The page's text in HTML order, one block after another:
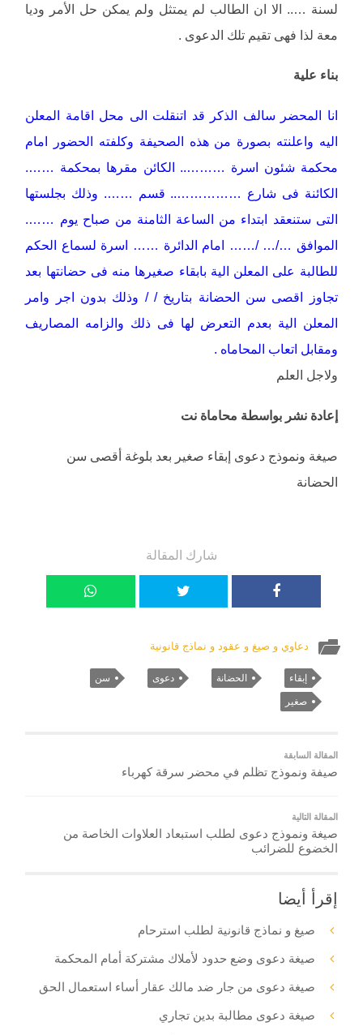
لسنة ….. الا ان الطالب لم يمتثل ولم يمكن حل الأمر وديا
معة لذا فهى تقيم تلك الدعوى .
بناء علية
انا المحضر سالف الذكر قد اتنقلت الى محل اقامة المعلن
اليه واعلنته بصورة من هذه الصحيفة وكلفته الحضور امام
محكمة شئون اسرة ……….. الكائن مقرها بمحكمة …….
الكائنة فى شارع …………….. قسم ……. وذلك بجلستها
التى ستنعقد ابتداء من الساعة الثامنة من صباح يوم …….
الموافق …/… /…… امام الدائرة …… اسرة لسماع الحكم
للطالبة على المعلن الية بابقاء صغيرها منه فى حضانتها بعد
تجاوز اقصى سن الحضانة بتاريخ / / وذلك بدون اجر وامر
المعلن الية بعدم التعرض لها فى ذلك والزامه المصاريف
ومقابل اتعاب المحاماه .
ولاجل العلم
إعادة نشر بواسطة محاماة نت
صيغة ونموذج دعوى إبقاء صغير بعد بلوغة أقصى سن
الحضانة
شارك المقالة
دعاوي و صيغ و عقود و نماذج قانونية
إبقاء الحضانة دعوى سن
صغير
المقالة السابقة
صيفة ونموذج تظلم في محضر سرقة كهرباء
المقالة التالية
صيغة ونموذج دعوى لطلب استبعاد العلاوات الخاصة من
الخضوع للضرائب
إقرأ أيضا
صيغ و نماذج قانونية لطلب استرحام
صيغة دعوى وضع حدود لأملاك مشتركة أمام المحكمة
صيغة دعوى من جار ضد مالك عقار أساء استعمال الحق
صيغة دعوى مطالبة بدين تجاري